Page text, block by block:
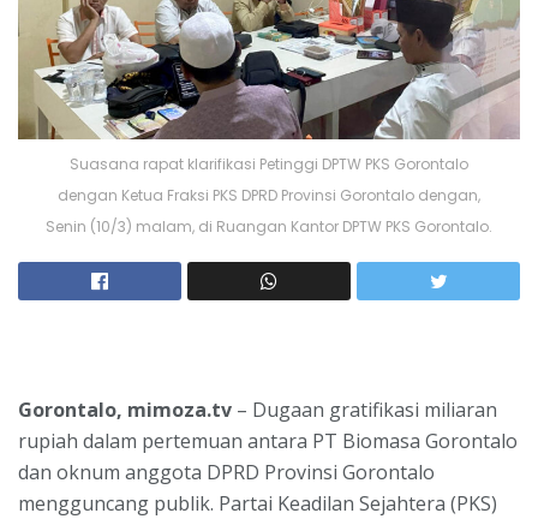
Suasana rapat klarifikasi Petinggi DPTW PKS Gorontalo
dengan Ketua Fraksi PKS DPRD Provinsi Gorontalo dengan,
Senin (10/3) malam, di Ruangan Kantor DPTW PKS Gorontalo.
Gorontalo, mimoza.tv – Dugaan gratifikasi miliaran
rupiah dalam pertemuan antara PT Biomasa Gorontalo
dan oknum anggota DPRD Provinsi Gorontalo
mengguncang publik. Partai Keadilan Sejahtera (PKS)